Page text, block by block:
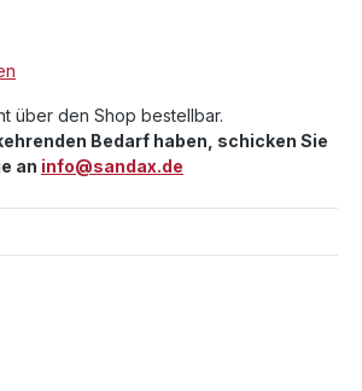
über den Shop bestellbar.
Bedarf haben, schicken Sie
an info@sandax.de